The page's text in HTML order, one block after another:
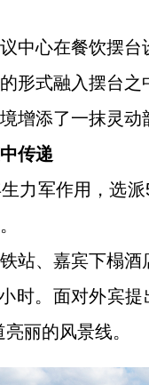
中心在餐饮摆
形式融入摆台
增添了一抹灵
传递
力军作用，选
站、嘉宾下榻
时。面对外宾
丽的风景线。